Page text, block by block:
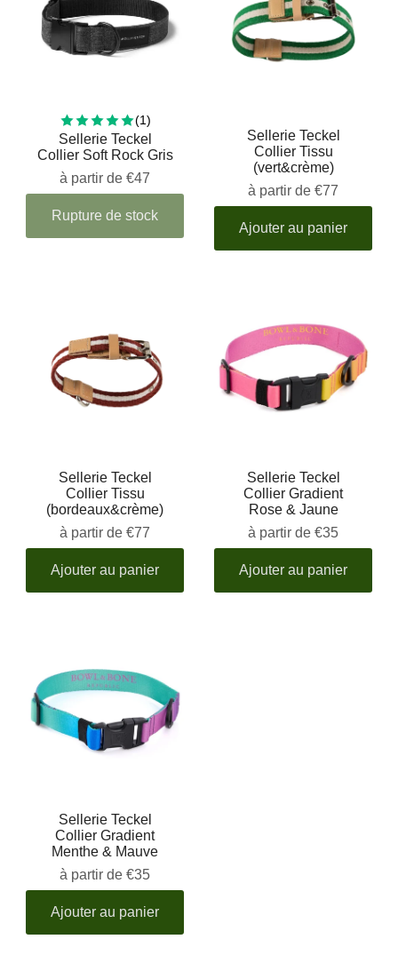
(1)1 total reviews
Sellerie Teckel
Collier Soft Rock Gris
à partir de €47
Rupture de stock
Sellerie Teckel
Collier Tissu
(vert&crème)
à partir de €77
Ajouter au panier
Sellerie Teckel
Collier Tissu
(bordeaux&crème)
à partir de €77
Ajouter au panier
Sellerie Teckel
Collier Gradient
Rose & Jaune
à partir de €35
Ajouter au panier
Sellerie Teckel
Collier Gradient
Menthe & Mauve
à partir de €35
Ajouter au panier